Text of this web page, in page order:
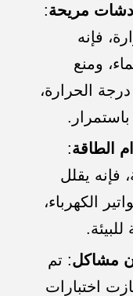
مريحة:
فإنه
ومنع
الحرارة،
الطاقة:
فإنه يقلل
الكهرباء،
مشاكل: تم
اختبارات